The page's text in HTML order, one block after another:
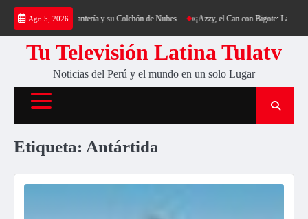
Saltar
contenido
Ago 5, 2026
al Cerro Cantería y su Colchón de Nubes «¡Azzy, el Can con Bigote: La
Tu Televisión Latina Tulatv
Noticias del Perú y el mundo en un solo Lugar
Etiqueta: Antártida